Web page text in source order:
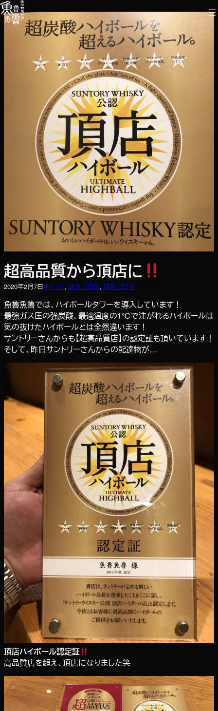
内
容
超高品質から頂店に
2020年2月7日イベント, 仕入ブログ, 店長ブログ
魚魯魚魯では、ハイボールタワーを導入しています！
最強ガス圧の強炭酸、最適温度の1℃で注がれるハイボールは
気の抜けたハイボールとは全然違います！
サントリーさんからも【超高品質店】の認定証も頂いています！
そして、昨日サントリーさんからの配達物が…
頂店ハイボール認定証
高品質店を超え、頂店になりました笑